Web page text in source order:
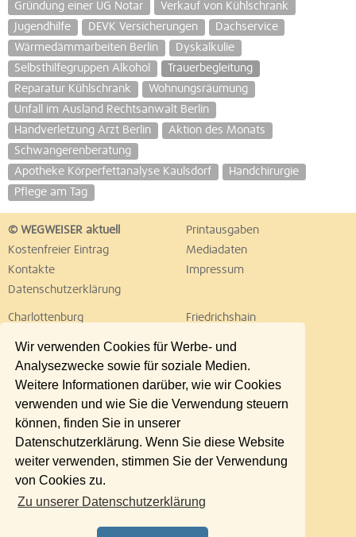
Wir verwenden Cookies für Werbe- und
Analysezwecke sowie für soziale Medien.
Weitere Informationen darüber, wie wir Cookies
verwenden und wie Sie die Verwendung steuern
können, finden Sie in unserer
Datenschutzerklärung. Wenn Sie diese Website
weiter verwenden, stimmen Sie der Verwendung
von Cookies zu.
Zu unserer Datenschutzerklärung
Gründung einer UG Notar
Verkauf von Kühlschrank
Jugendhilfe
DEVK Versicherungen
Dachservice
Wärmedämmarbeiten Berlin
Dyskalkulie
Selbsthilfegruppen Alkohol
Trauerbegleitung
Reparatur Kühlschrank
Wohnungsräumung
Unfall im Ausland Rechtsanwalt Berlin
Handverletzung Arzt Berlin
Aktion des Monats
Schwangerenberatung
Apotheke Körperfettanalyse Kaulsdorf
Handchirurgie
Pflege am Tag
© WEGWEISER aktuell
Printausgaben
Kostenfreier Eintrag
Mediadaten
Kontakte
Impressum
Datenschutzerklärung
Charlottenburg
Friedrichshain
Lichtenberg
Marzahn
Neukölln
Pankow
Reinickendorf
Schöneberg
Spandau
Steglitz
Tempelhof
Treptow
Umland Ost